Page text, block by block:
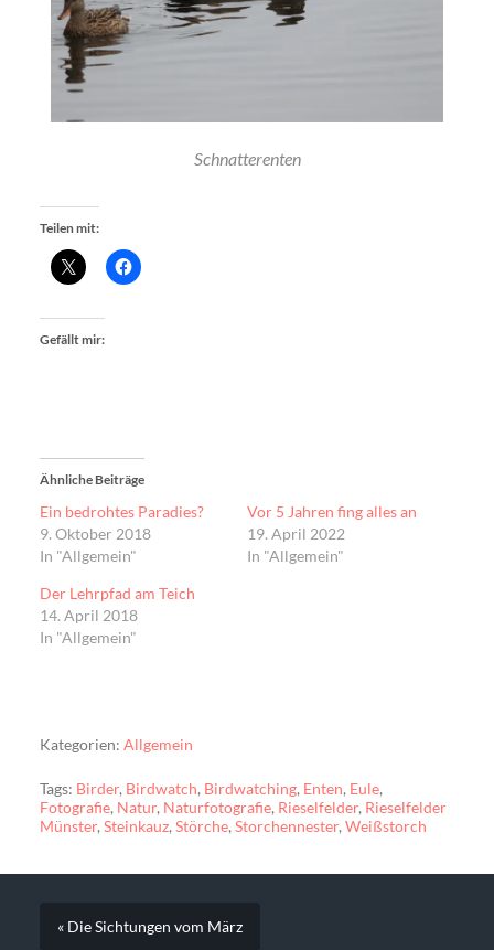
Schnatterenten
Teilen mit:
Gefällt mir:
Ähnliche Beiträge
Ein bedrohtes Paradies?
9. Oktober 2018
In "Allgemein"
Vor 5 Jahren fing alles an
19. April 2022
In "Allgemein"
Der Lehrpfad am Teich
14. April 2018
In "Allgemein"
Kategorien: Allgemein
Tags: Birder, Birdwatch, Birdwatching, Enten, Eule,
Fotografie, Natur, Naturfotografie, Rieselfelder, Rieselfelder
Münster,Steinkauz,Störche,Storchennester,Weißstorch
« Die Sichtungen vom März